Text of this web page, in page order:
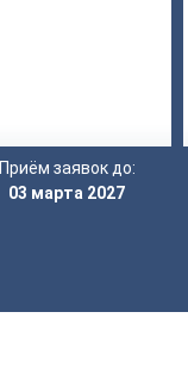
Приём заявок до:
03 марта 2027